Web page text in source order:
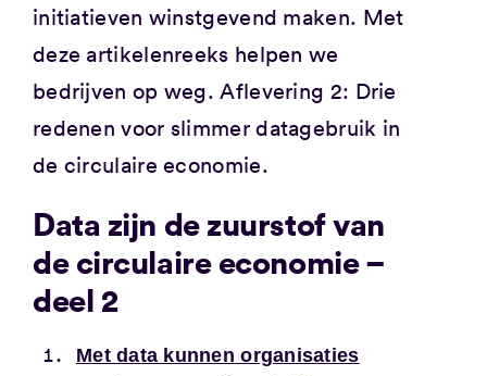
initiatieven winstgevend maken. Met
deze artikelenreeks helpen we
bedrijven op weg. Aflevering 2: Drie
redenen voor slimmer datagebruik in
de circulaire economie.
Data zijn de zuurstof van
de circulaire economie –
deel 2
Met data kunnen organisaties